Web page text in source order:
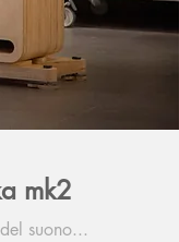
mk2
suono...